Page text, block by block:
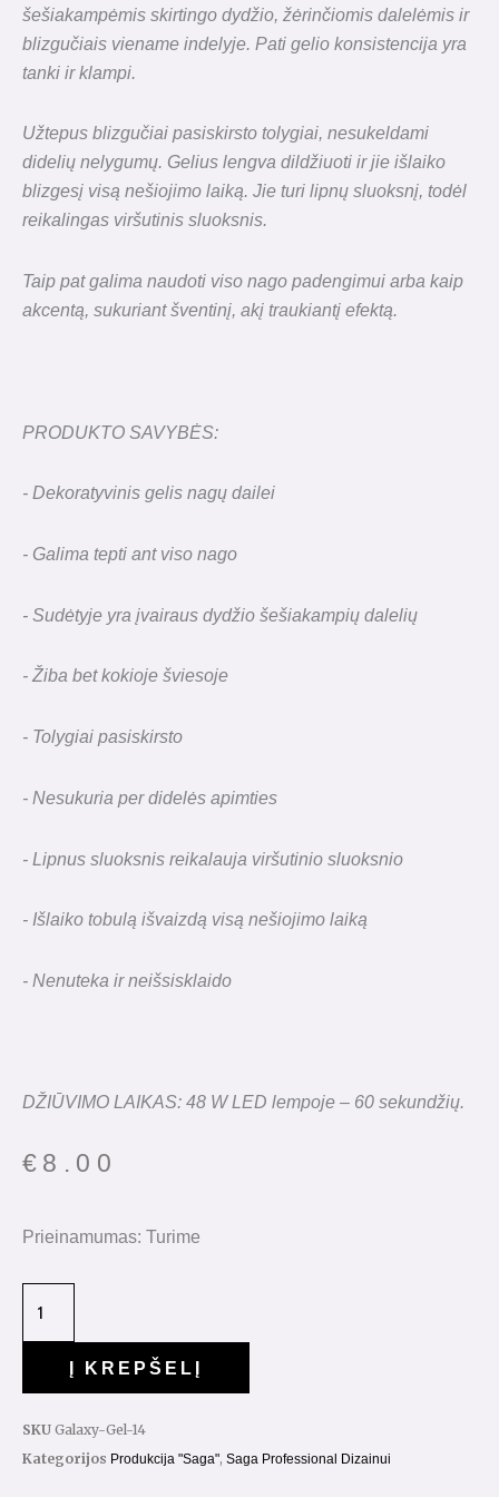
šešiakampėmis skirtingo dydžio, žėrinčiomis dalelėmis ir
blizgučiais viename indelyje. Pati gelio konsistencija yra
tanki ir klampi.
Užtepus blizgučiai pasiskirsto tolygiai, nesukeldami
didelių nelygumų. Gelius lengva dildžiuoti ir jie išlaiko
blizgesį visą nešiojimo laiką. Jie turi lipnų sluoksnį, todėl
reikalingas viršutinis sluoksnis.
Taip pat galima naudoti viso nago padengimui arba kaip
akcentą, sukuriant šventinį, akį traukiantį efektą.
PRODUKTO SAVYBĖS:
- Dekoratyvinis gelis nagų dailei
- Galima tepti ant viso nago
- Sudėtyje yra įvairaus dydžio šešiakampių dalelių
- Žiba bet kokioje šviesoje
- Tolygiai pasiskirsto
- Nesukuria per didelės apimties
- Lipnus sluoksnis reikalauja viršutinio sluoksnio
- Išlaiko tobulą išvaizdą visą nešiojimo laiką
- Nenuteka ir neišsisklaido
DŽIŪVIMO LAIKAS: 48 W LED lempoje – 60 sekundžių.
€ 8.00
Prieinamumas: Turime
Į KREPŠELĮ
SKU Galaxy-Gel-14
Kategorijos Produkcija "Saga", Saga Professional Dizainui